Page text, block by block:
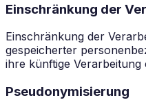
Einschränkung der
Einschränkung der
gespeicherter
ihre künftige Verarbeitung
Pseudonymisierung